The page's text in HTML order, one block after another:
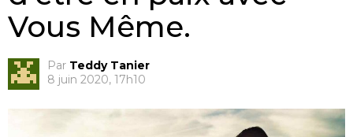
Vous Même.
Par Teddy Tanier
8 juin 2020, 17h10